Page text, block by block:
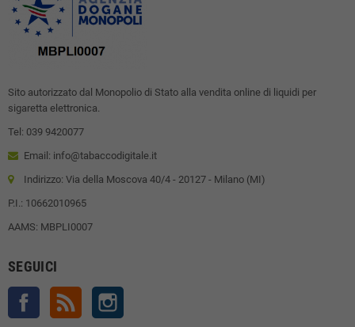
Sito autorizzato dal Monopolio di Stato alla vendita online di liquidi per
sigaretta elettronica.
Tel: 039 9420077
Email: info@tabaccodigitale.it
Indirizzo: Via della Moscova 40/4 - 20127 - Milano (MI)
P.I.: 10662010965
AAMS: MBPLI0007
SEGUICI
Facebook Rss